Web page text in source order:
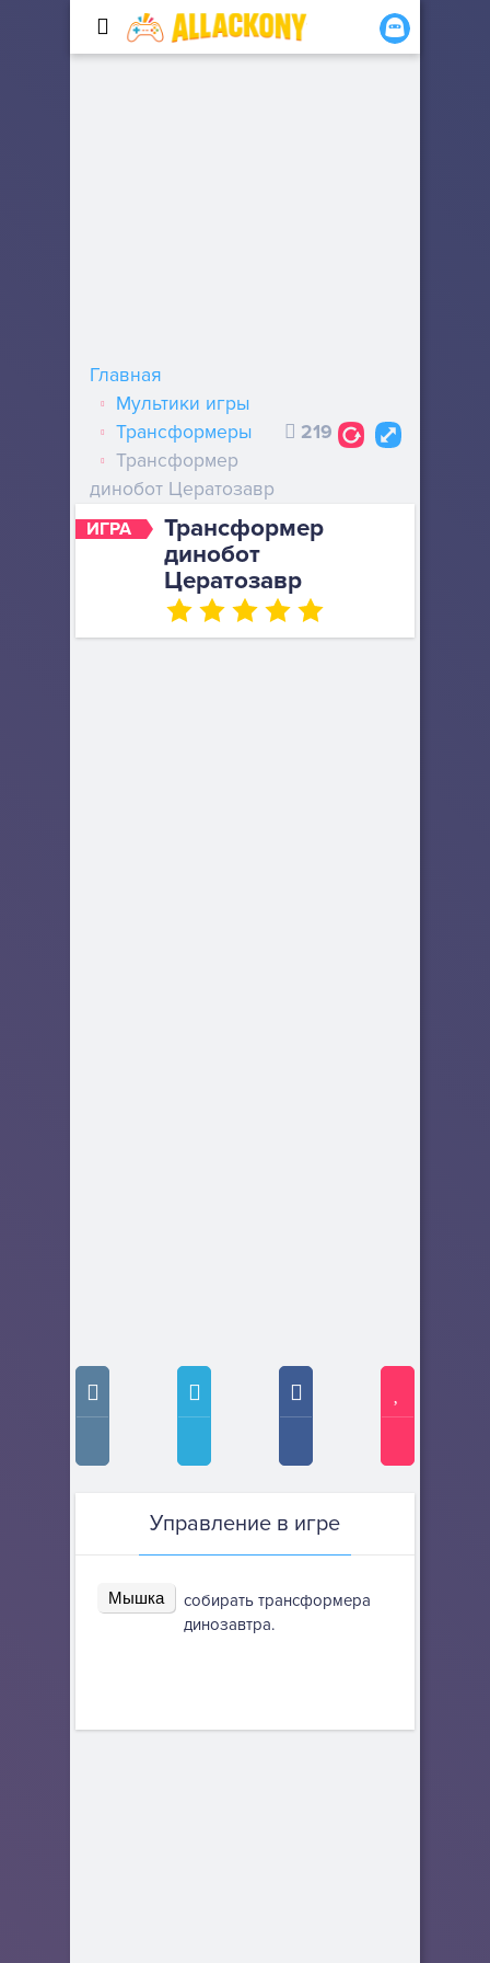
ИГРА
Трансформер
динобот
Цератозавр
Главная
Мультики игры
Трансформеры
Трансформер
динобот Цератозавр
219
Управление в игре
Мышка
собирать трансформера
динозавтра.